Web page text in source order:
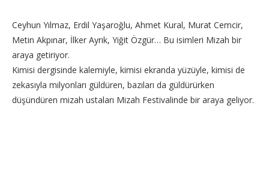
Ceyhun Yılmaz, Erdil Yaşaroğlu, Ahmet Kural, Murat Cemcir,
Metin Akpınar, İlker Ayrık, Yiğit Özgür… Bu isimleri Mizah bir
araya getiriyor.
Kimisi dergisinde kalemiyle, kimisi ekranda yüzüyle, kimisi de
zekasıyla milyonları güldüren, bazıları da güldürürken
düşündüren mizah ustaları Mizah Festivalinde bir araya geliyor.